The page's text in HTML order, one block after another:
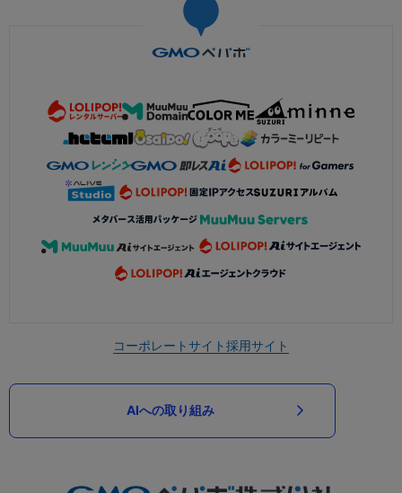
コーポレートサイト採用サイト
AIへの取り組み